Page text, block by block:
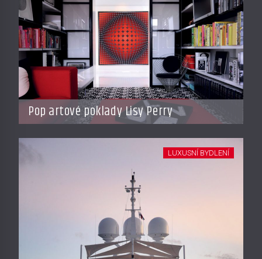
Pop artové poklady Lisy Perry
LUXUSNÍ BYDLENÍ